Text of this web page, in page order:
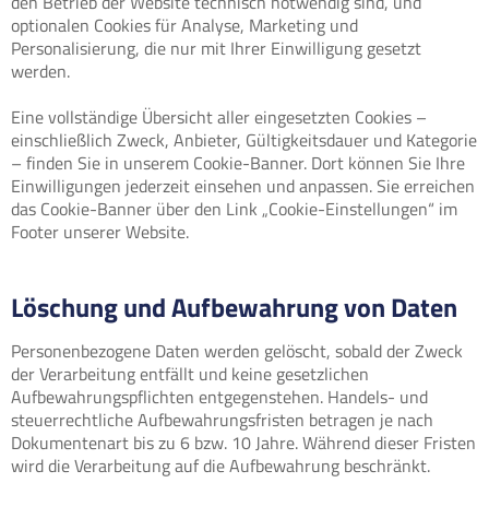
optionalen Cookies für Analyse, Marketing und
Personalisierung, die nur mit Ihrer Einwilligung gesetzt
werden.
Eine vollständige Übersicht aller eingesetzten Cookies –
einschließlich Zweck, Anbieter, Gültigkeitsdauer und Kategorie
– finden Sie in unserem Cookie-Banner. Dort können Sie Ihre
Einwilligungen jederzeit einsehen und anpassen. Sie erreichen
das Cookie-Banner über den Link „Cookie-Einstellungen“ im
Footer unserer Website.
Löschung und Aufbewahrung von Daten
Personenbezogene Daten werden gelöscht, sobald der Zweck
der Verarbeitung entfällt und keine gesetzlichen
Aufbewahrungspflichten entgegenstehen. Handels- und
steuerrechtliche Aufbewahrungsfristen betragen je nach
Dokumentenart bis zu 6 bzw. 10 Jahre. Während dieser Fristen
wird die Verarbeitung auf die Aufbewahrung beschränkt.